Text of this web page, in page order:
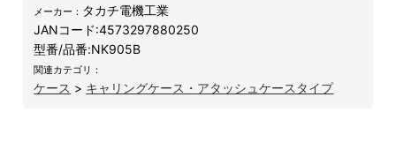
メーカー： タカチ電機工業
JANコード:4573297880250
型番/品番:NK905B
関連カテゴリ：
ケース > キャリングケース・アタッシュケースタイプ